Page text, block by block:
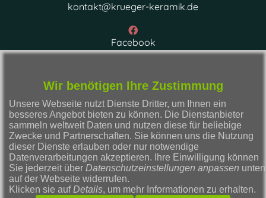
kontakt@krueger-keramik.de
Facebook
...
Impressum
Datenschutzerklärung
Wir benötigen Ihre Zustimmung
Unsere Webseite nutzt Dienste Dritter, um Ihnen ein
besseres Angebot bieten zu können. Die Dienstanbieter
sammeln weltweit Daten und nutzen diese für beliebige
Zwecke und Partnerschaften. Sie können uns die Nutzung
dieser Dienste erlauben oder nur notwendige
Datenverarbeitungen akzeptieren. Ihre Einwilligung können
Sie jederzeit über Datenschutzeinstellungen anpassen unten
auf der Webseite widerrufen.
Klicken sie aufDetails, um mehr Informationen zu erhalten.